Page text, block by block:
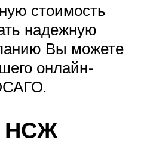
стоимость
надежную
Вы можете
онлайн-
НСЖ